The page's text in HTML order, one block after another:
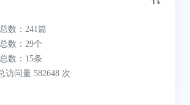
数：241篇
数：29个
数：15条
访问量 582648 次